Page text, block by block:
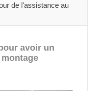
de l'assistance au
avoir un